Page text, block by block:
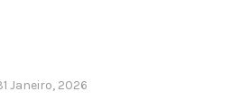
Janeiro, 2026